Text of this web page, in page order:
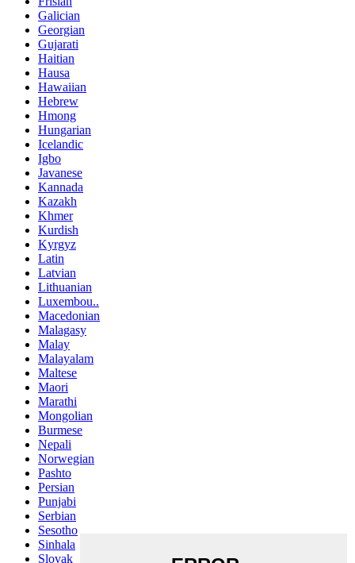
Galician
Georgian
Gujarati
Haitian
Hausa
Hawaiian
Hebrew
Hmong
Hungarian
Icelandic
Igbo
Javanese
Kannada
Kazakh
Khmer
Kurdish
Kyrgyz
Latin
Latvian
Lithuanian
Luxembou..
Macedonian
Malagasy
Malay
Malayalam
Maltese
Maori
Marathi
Mongolian
Burmese
Nepali
Norwegian
Pashto
Persian
Punjabi
Serbian
Sesotho
Sinhala
Slovak